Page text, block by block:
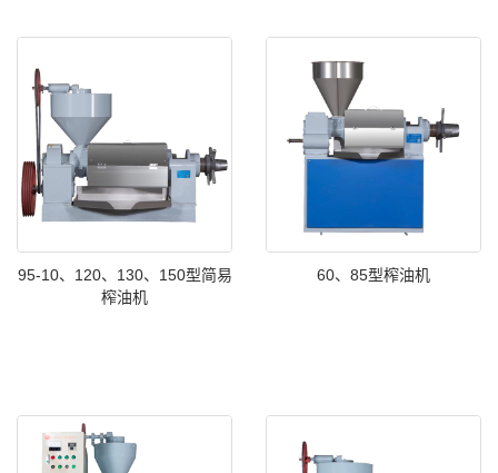
95-10、120、130、150型简易
榨油机
60、85型榨油机